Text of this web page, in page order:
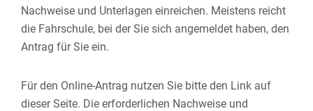
Nachweise und Unterlagen einreichen. Meistens reicht
die Fahrschule, bei der Sie sich angemeldet haben, den
Antrag für Sie ein.
Für den Online-Antrag nutzen Sie bitte den Link auf
dieser Seite. Die erforderlichen Nachweise und